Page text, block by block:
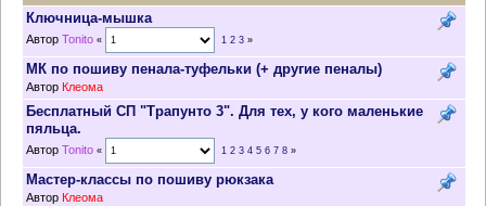
Ключница-мышка
Автор Tonito « 1 2 3»
МК по пошиву пенала-туфельки (+ другие пеналы)
Автор Клеома
Бесплатный СП "Трапунто 3". Для тех, у кого маленькие
пяльца.
Автор Tonito « 1 2 3 4 5 6 7 8»
Мастер-классы по пошиву рюкзака
Автор Клеома